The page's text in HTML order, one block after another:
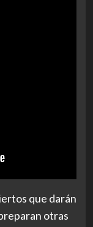
que darán
otras